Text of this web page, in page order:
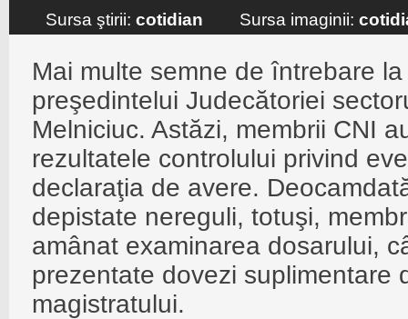
Sursa ştirii: cotidian Sursa imaginii:
Mai multe semne de întrebare
preşedintelui Judecătoriei
Melniciuc. Astăzi, membrii CNI
rezultatele controlului privind
declaraţia de avere.
depistate nereguli, totuşi,
amânat examinarea dosarului,
prezentate dovezi suplimentare
magistratului.